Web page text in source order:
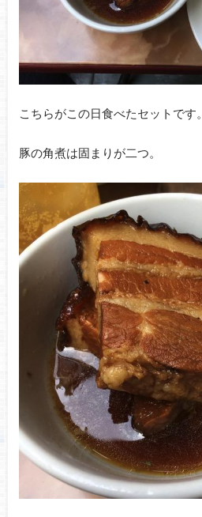
こちらがこの日食べたセットです。
豚の角煮は固まりが二つ。